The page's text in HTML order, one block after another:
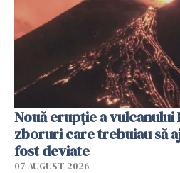
Nouă erupție a vulcanului
zboruri care trebuiau să
fost deviate
07 AUGUST 2026